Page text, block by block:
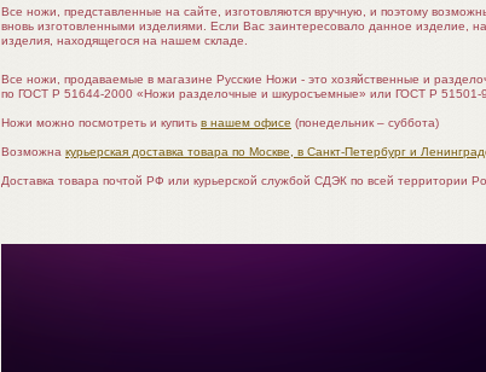
Все ножи, представленные на сайте, изготовляются вручную, и поэтому
вновь изготовленными изделиями. Если Вас заинтересовало данное изделие,
изделия, находящегося на нашем складе.
Все ножи, продаваемые в магазине Русские Ножи - это хозяйственные и
по ГОСТ Р 51644-2000 «Ножи разделочные и шкуросъемные» или ГОСТ Р 51501-
Ножи можно посмотреть и купить в нашем офисе (понедельник – суббота)
Возможна курьерская доставка товара по Москве, в Санкт-Петербург и
Доставка товара почтой РФ или курьерской службой СДЭК по всей территории